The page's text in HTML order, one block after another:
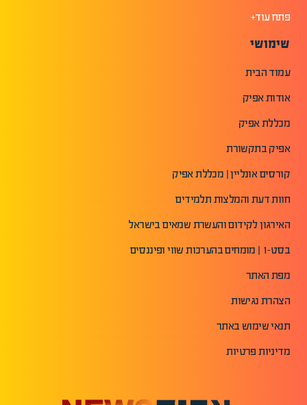
פתח עוד+
שימושי
עמוד הבית
אודות אפיק
מכללת אפיק
אפיק בתקשורת
קורסים אונליין | מכללת אפיק
חוות דעת והמלצות תלמידים
האירגון לקידום והעשרת שמאים בישראל
בסט-1 | מומחים בהערכות שווי ופיננסים
מפת האתר
הצהרת נגישות
תנאי שימוש באתר
מדיניות פרטיות